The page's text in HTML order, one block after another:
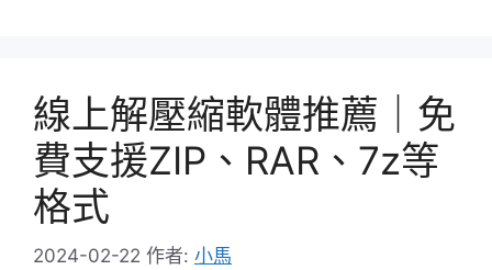
線上解壓縮軟體推薦｜免
費支援ZIP、RAR、7z等
格式
2024-02-22 作者: 小馬